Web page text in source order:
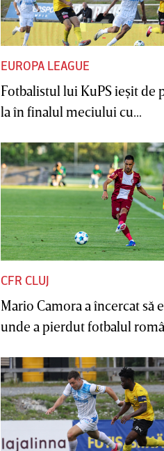
EUROPA LEAGUE
Fotbalistul lui KuPS ieşit de
la în finalul meciului cu...
CFR CLUJ
Mario Camora a încercat să
unde a pierdut fotbalul